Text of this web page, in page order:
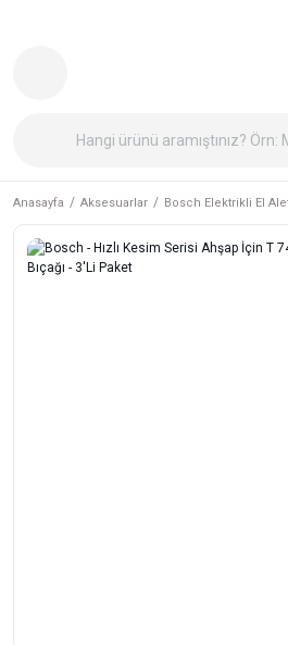
Anasayfa Aksesuarlar Bosch Elektrikli El